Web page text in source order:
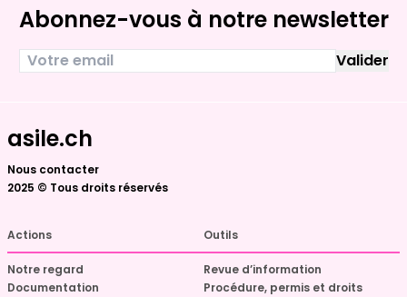
Abonnez-vous à notre newsletter
asile.ch
Nous contacter
2025 © Tous droits réservés
Actions
Notre regard
Documentation
Outils
Revue d’information
Procédure, permis et droits